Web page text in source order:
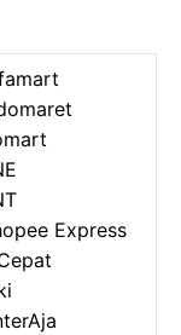
Express